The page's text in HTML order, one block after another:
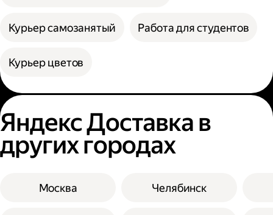
Курьер самозанятый Работа для студентов
Курьер цветов
Яндекс Доставка в
других городах
Москва Челябинск